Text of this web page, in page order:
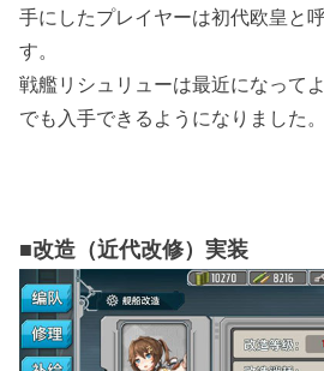
手にしたプレイヤーは初代欧皇と
す。
戦艦リシュリューは最近になって
でも入手できるようになりました。
■改造（近代改修）実装